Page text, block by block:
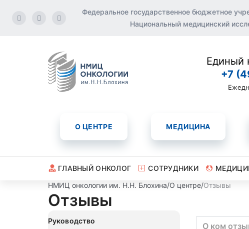
Федеральное государственное бюджетное
Национальный медицинский
Единый
+7
О ЦЕНТРЕ МЕДИЦИНА
ГЛАВНЫЙ ОНКОЛОГ СОТРУДНИКИ
НМИЦ онкологии им. Н.Н. Блохина/О центре/Отзывы
Отзывы
Руководство
О ком